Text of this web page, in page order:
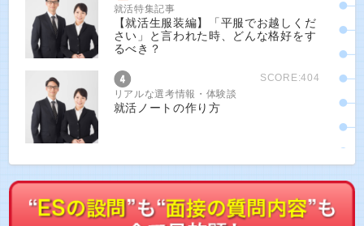
就活特集記事
【就活生服装編】「平服でお越しくだ
さい」と言われた時、どんな格好をす
るべき？
SCORE:404
リアルな選考情報・体験談
就活ノートの作り方